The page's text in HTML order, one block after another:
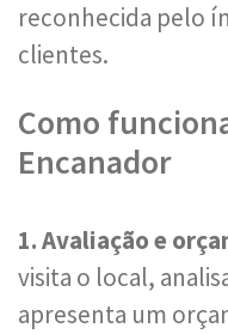
reconhecida pelo
clientes.
Como
Encanador
1. Avaliação e
visita o local,
apresenta um